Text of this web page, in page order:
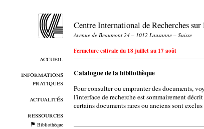
accueil
informations
pratiques
actualités
ressources
Bibliothèque
Centre International de Recherches
Avenue de Beaumont 24 – 1012 Lausanne – Suisse
Fermeture estivale du 18 juillet au 17 août
Catalogue de la bibliothèque
Pour consulter ou emprunter des documents,
l'interface de recherche est sommairement décrit
certains documents rares ou anciens sont